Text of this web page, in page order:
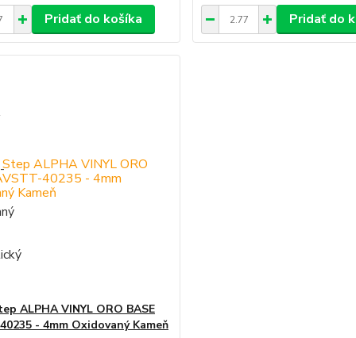
Pridať do košíka Pridať do
ALPHA VINYL ORO BASE
- 4mm Oxidovaný Kameň